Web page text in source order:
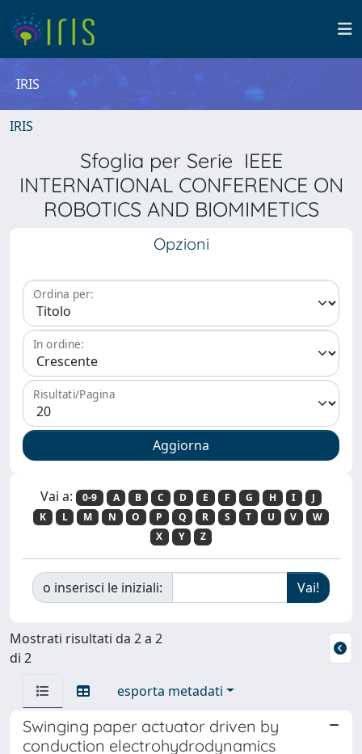
IRIS
IRIS
Sfoglia per Serie IEEE
INTERNATIONAL CONFERENCE ON
ROBOTICS AND BIOMIMETICS
Opzioni
Ordina per:
In ordine:
Risultati/Pagina
Vai a: 0-9 A B C D E F G H I
J
K
L M N O P Q R S T U V
W
X
Y Z
o inserisci le iniziali:
Mostrati risultati da 2 a 2
di 2
esporta metadati
Swinging paper actuator driven by
conduction electrohydrodynamics